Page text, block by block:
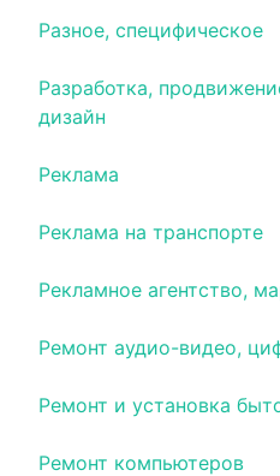
Разное, специфическое
Разработка,
дизайн
Реклама
Реклама на транспорте
Рекламное агентство,
Ремонт аудио-видео,
Ремонт и установка
Ремонт компьютеров